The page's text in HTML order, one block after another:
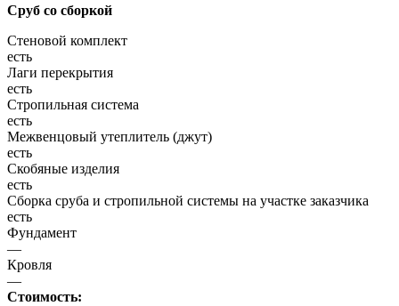
Сруб со сборкой
Стеновой комплект
есть
Лаги перекрытия
есть
Стропильная система
есть
Межвенцовый утеплитель (джут)
есть
Скобяные изделия
есть
Сборка сруба и стропильной системы на участке заказчика
есть
Фундамент
—
Кровля
—
Стоимость: